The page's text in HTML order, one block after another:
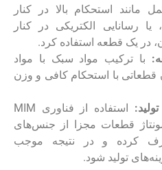
مانند استحکام بالا در کنار
رسانایی الکتریکی در کنار
در یک قطعه استفاده کرد.
با ترکیب مواد سبک با مواد
با استحکام کافی و وزن
استفاده از فناوری MIM
مونتاژ قطعات مجزا از جنس‌های
کرده و در نتیجه موجب
تولید شود.